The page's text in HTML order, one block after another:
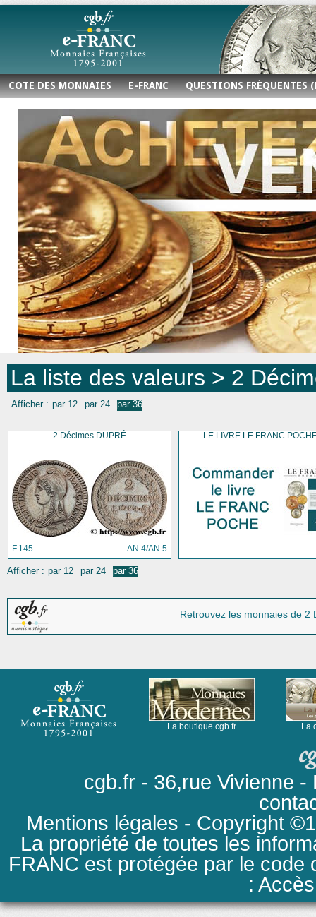
COTE DES MONNAIES E-FRANC QUESTIONS FRÉQUENTES
La liste des valeurs > 2
Afficher : par 12 par 24 par 36
2 Décimes DUPRÉ
F.145 AN 4/AN 5
LE LIVRE LE FRANC
Afficher : par 12 par 24 par 36
Retrouvez les monnaies de 2
La boutique cgb.fr La
cgb.fr - 36,rue Vivienne -
Mentions légales - Copyright
La propriété de toutes les
FRANC est protégée par le code
: